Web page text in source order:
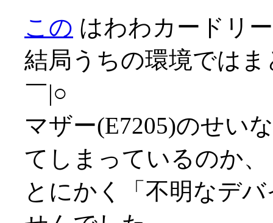
この はわわカードリ
結局うちの環境では
￣|○
マザー(E7205)のせい
てしまっているのか、
とにかく「不明なデ